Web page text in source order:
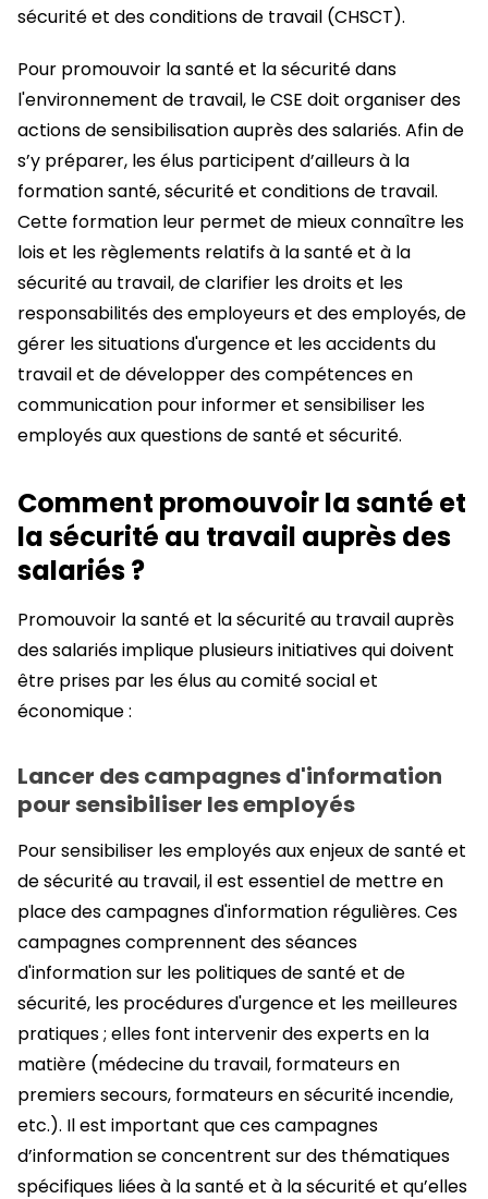
sécurité et des conditions de travail (CHSCT).
Pour promouvoir la santé et la sécurité dans
l'environnement de travail, le CSE doit organiser des
actions de sensibilisation auprès des salariés. Afin de
s’y préparer, les élus participent d’ailleurs à la
formation santé, sécurité et conditions de travail.
Cette formation leur permet de mieux connaître les
lois et les règlements relatifs à la santé et à la
sécurité au travail, de clarifier les droits et les
responsabilités des employeurs et des employés, de
gérer les situations d'urgence et les accidents du
travail et de développer des compétences en
communication pour informer et sensibiliser les
employés aux questions de santé et sécurité.
Comment promouvoir la santé et
la sécurité au travail auprès des
salariés ?
Promouvoir la santé et la sécurité au travail auprès
des salariés implique plusieurs initiatives qui doivent
être prises par les élus au comité social et
économique :
Lancer des campagnes d'information
pour sensibiliser les employés
Pour sensibiliser les employés aux enjeux de santé et
de sécurité au travail, il est essentiel de mettre en
place des campagnes d'information régulières. Ces
campagnes comprennent des séances
d'information sur les politiques de santé et de
sécurité, les procédures d'urgence et les meilleures
pratiques ; elles font intervenir des experts en la
matière (médecine du travail, formateurs en
premiers secours, formateurs en sécurité incendie,
etc.). Il est important que ces campagnes
d’information se concentrent sur des thématiques
spécifiques liées à la santé et à la sécurité et qu’elles